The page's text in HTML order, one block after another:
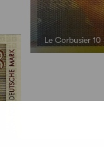
Le Corbusier